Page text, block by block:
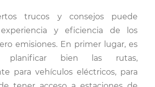
trucos y consejos puede
y eficiencia de los
emisiones. En primer lugar, es
planificar bien las rutas,
para vehículos eléctricos, para